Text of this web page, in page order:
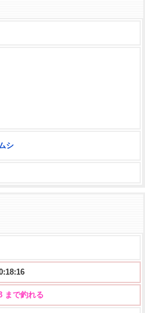
シ
まで釣れる